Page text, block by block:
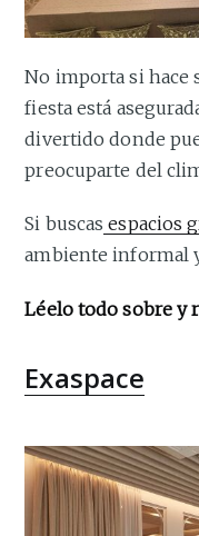
No importa si hace
fiesta está
divertido donde
preocuparte del
Si buscas espacios
ambiente informal
Léelo todo sobre y
Exaspace